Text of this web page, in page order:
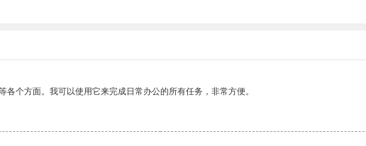
个方面。我可以使用它来完成日常办公的所有任务，非常方便。